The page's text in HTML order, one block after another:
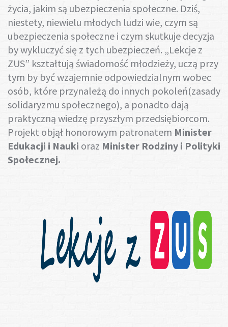
życia, jakim są ubezpieczenia społeczne. Dziś,
niestety, niewielu młodych ludzi wie, czym są
ubezpieczenia społeczne i czym skutkuje decyzja
by wykluczyć się z tych ubezpieczeń. „Lekcje z
ZUS” kształtują świadomość młodzieży, uczą przy
tym by być wzajemnie odpowiedzialnym wobec
osób, które przynależą do innych pokoleń(zasady
solidaryzmu społecznego), a ponadto dają
praktyczną wiedzę przyszłym przedsiębiorcom.
Projekt objął honorowym patronatem Minister
Edukacji i Nauki oraz Minister Rodziny i Polityki
Społecznej.